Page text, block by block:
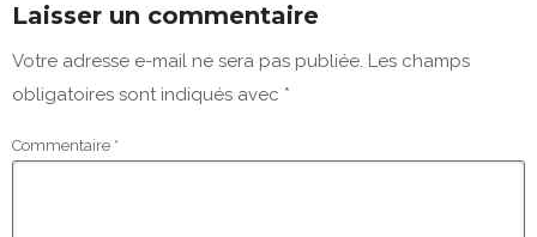
Laisser un commentaire
Votre adresse e-mail ne sera pas publiée. Les champs
obligatoires sont indiqués avec *
Commentaire *